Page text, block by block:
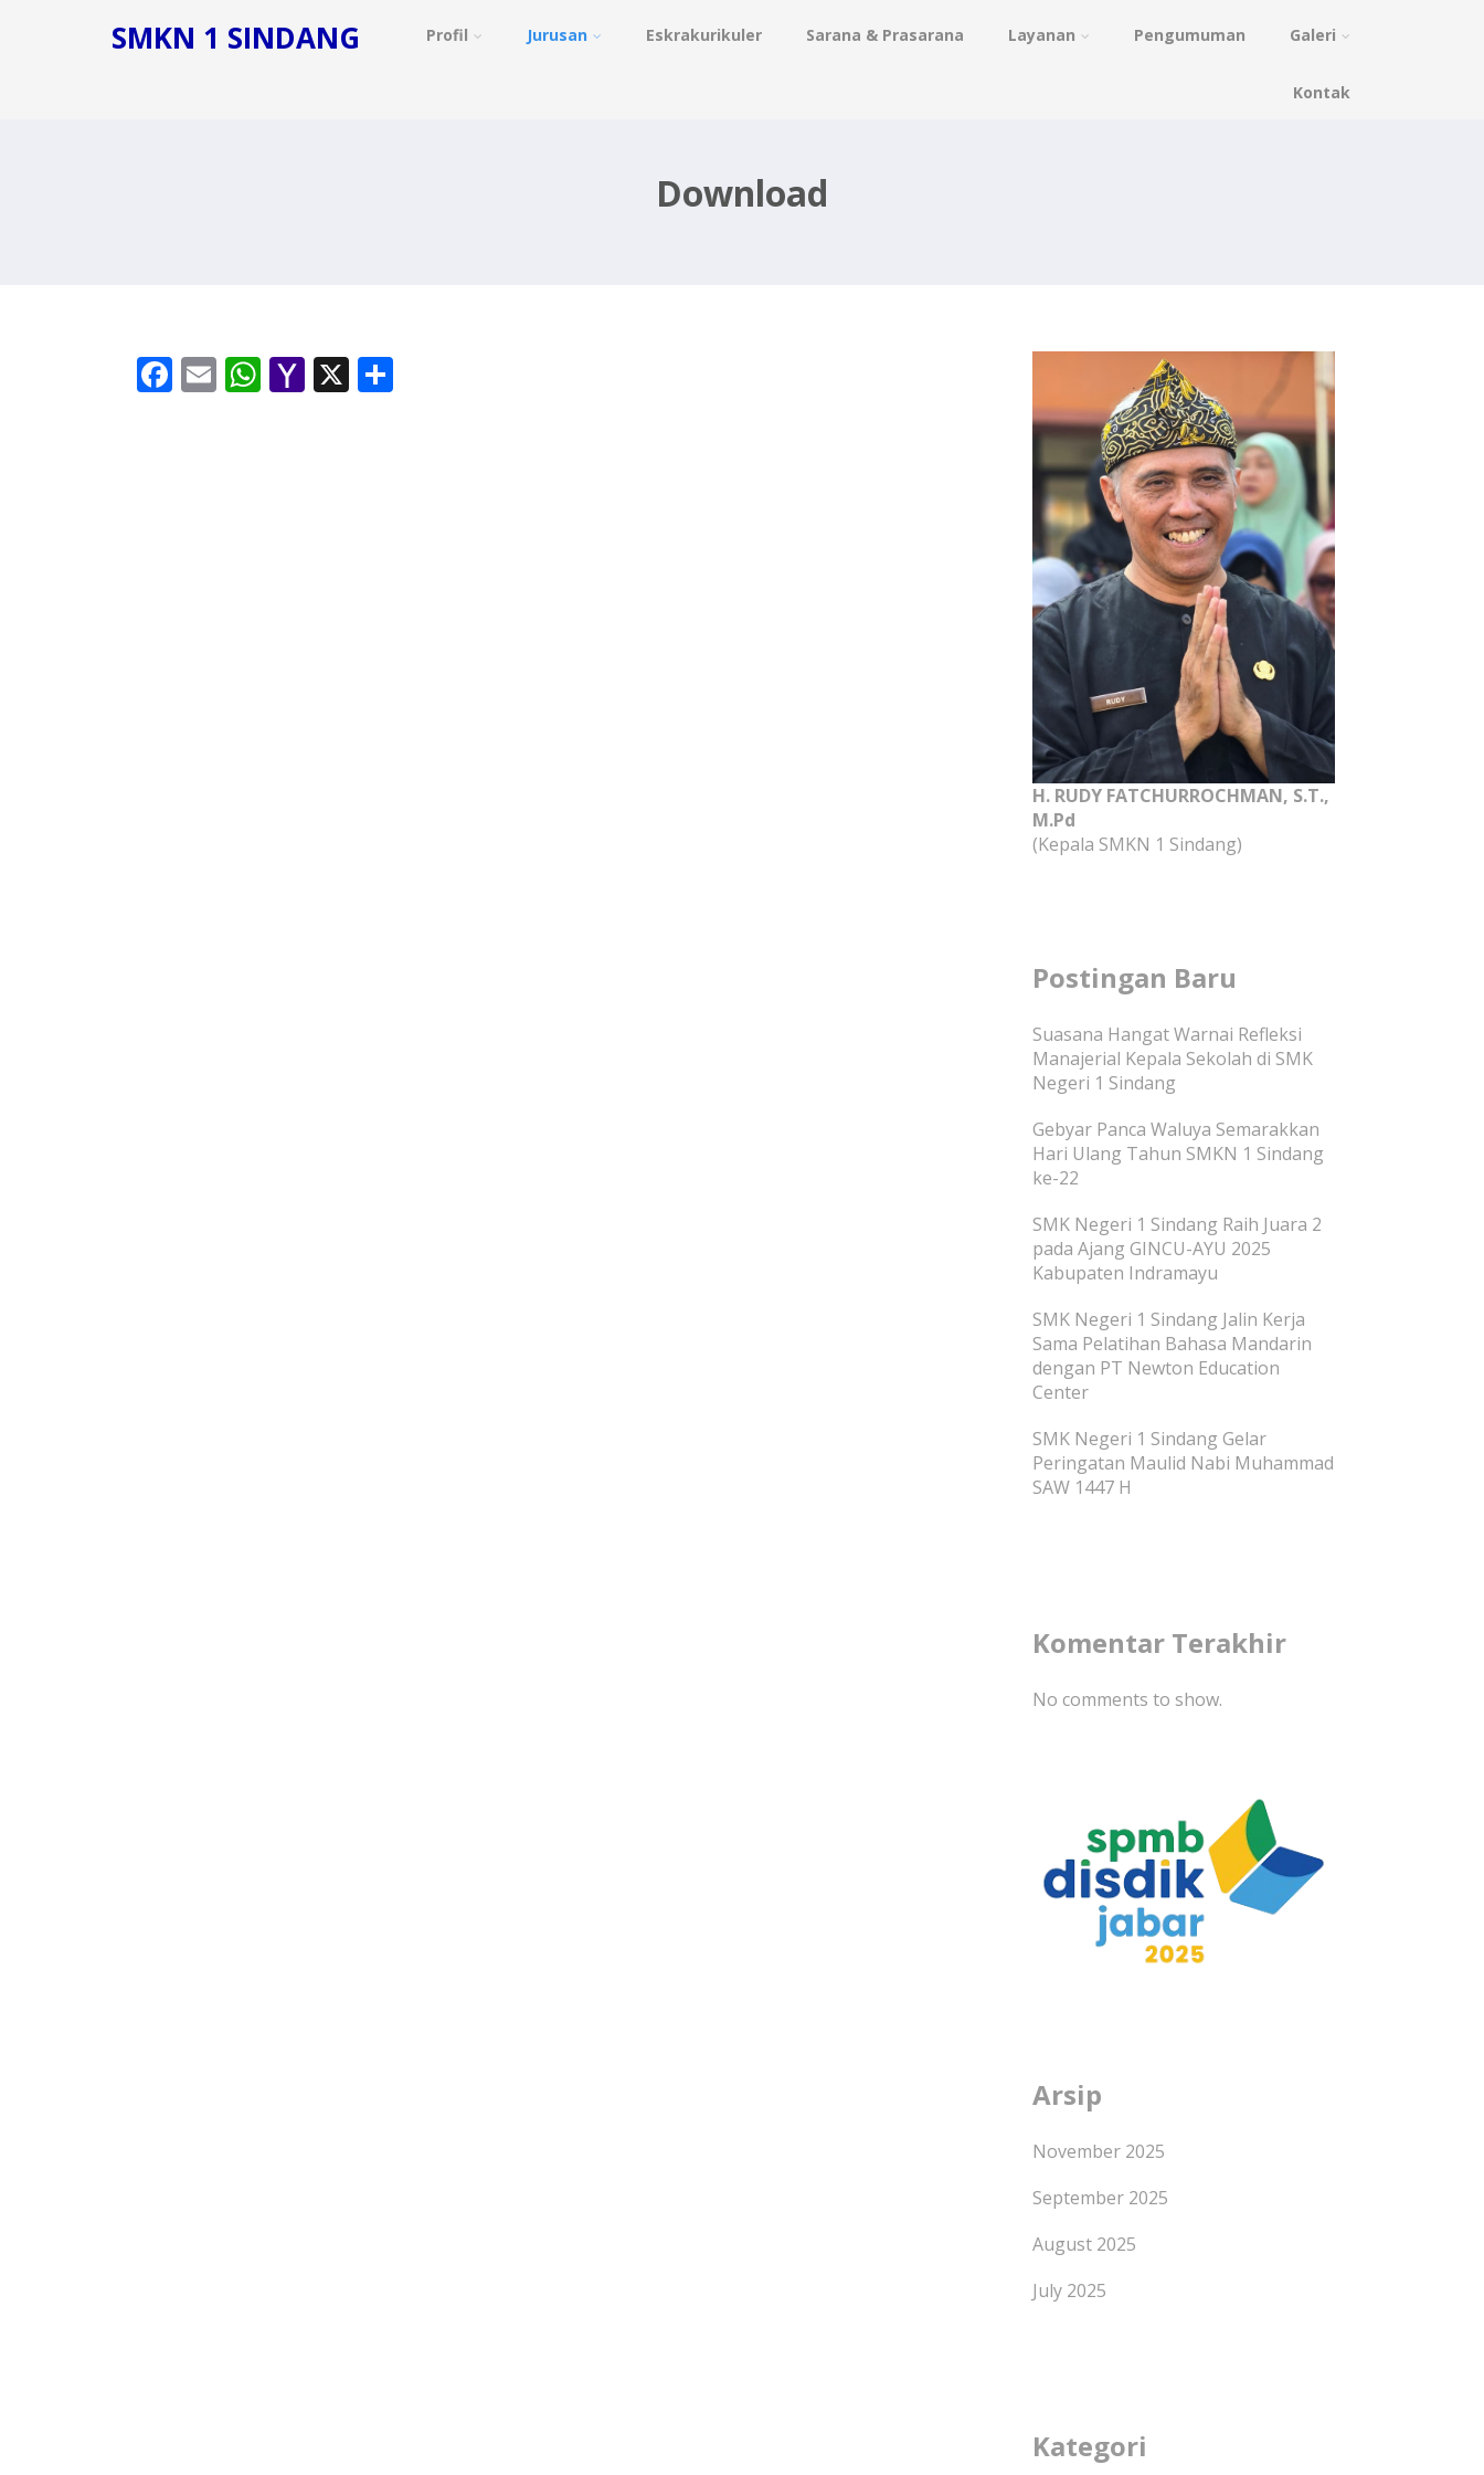
SMKN 1 SINDANG Profil Jurusan Eskrakurikuler Sarana & Prasarana Layanan Pengumuman Galeri
Kontak
Download
Facebook
EmailWhatsApp
Yahoo
X
H. RUDY FATCHURROCHMAN, S.T.,
M.Pd
(Kepala SMKN 1 Sindang)
Postingan Baru
Suasana Hangat Warnai Refleksi
Manajerial Kepala Sekolah di SMK
Negeri 1 Sindang
Gebyar Panca Waluya Semarakkan
Hari Ulang Tahun SMKN 1 Sindang
ke-22
SMK Negeri 1 Sindang Raih Juara 2
pada Ajang GINCU-AYU 2025
Kabupaten Indramayu
SMK Negeri 1 Sindang Jalin Kerja
Sama Pelatihan Bahasa Mandarin
dengan PT Newton Education
Center
SMK Negeri 1 Sindang Gelar
Peringatan Maulid Nabi Muhammad
SAW 1447 H
Komentar Terakhir
No comments to show.
Arsip
November 2025
September 2025
August 2025
July 2025
Kategori